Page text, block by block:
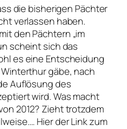
die bisherigen Pächter
verlassen haben.
den Pächtern „im
scheint sich das
es eine Entscheidung
gäbe, nach
Auflösung des
wird. Was macht
2012? Zieht trotzdem
Hier der Link zum